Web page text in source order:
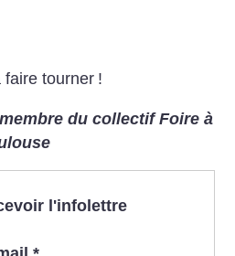
faire tourner !
du collectif Foire à
l'infolettre